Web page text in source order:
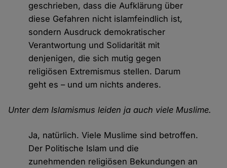
geschrieben, dass die Aufklärung über
diese Gefahren nicht islamfeindlich ist,
sondern Ausdruck demokratischer
Verantwortung und Solidarität mit
denjenigen, die sich mutig gegen
religiösen Extremismus stellen. Darum
geht es – und um nichts anderes.
Unter dem Islamismus leiden ja auch viele Muslime.
Ja, natürlich. Viele Muslime sind betroffen.
Der Politische Islam und die
zunehmenden religiösen Bekundungen an